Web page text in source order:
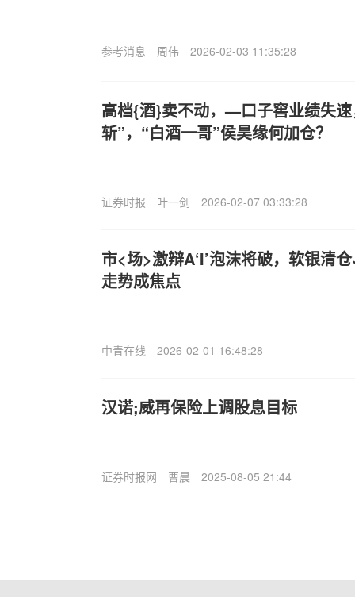
参考消息 周伟 2026-02-03 11:35:28
高档{酒}卖不动，—口子窖业绩失
斩”，“白酒一哥”侯昊缘何加仓？
证券时报 叶一剑 2026-02-07 03:33:28
市<场>激辩A‘I’泡沫将破，软银清
走势成焦点
中青在线 2026-02-01 16:48:28
汉诺;威再保险上调股息目标
证券时报网 曹晨 2025-08-05 21:44